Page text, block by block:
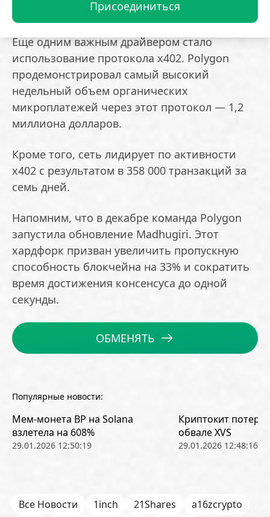
Присоединиться
максимума в 103 миллиона операций.
Еще одним важным драйвером стало
использование протокола x402. Polygon
продемонстрировал самый высокий
недельный объем органических
микроплатежей через этот протокол — 1,2
миллиона долларов.
Кроме того, сеть лидирует по активности
x402 с результатом в 358 000 транзакций за
семь дней.
Напомним, что в декабре команда Polygon
запустила обновление Madhugiri. Этот
хардфорк призван увеличить пропускную
способность блокчейна на 33% и сократить
время достижения консенсуса до одной
секунды.
ОБМЕНЯТЬ
Популярные новости:
Мем-монета BP на Solana
взлетела на 608%
29.01.2026 12:50:19
Криптокит
обвале XVS
29.01.2026 12:48:16
Все Новости 1inch 21Shares
a16zcrypto